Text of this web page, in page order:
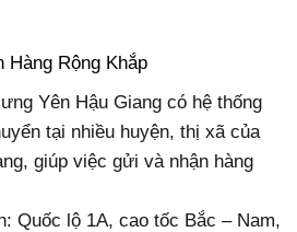
Hàng Rộng Khắp
Yên Hậu Giang có hệ thống
tại nhiều huyện, thị xã của
giúp việc gửi và nhận hàng
Quốc lộ 1A, cao tốc Bắc – Nam,